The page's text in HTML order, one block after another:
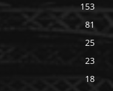
153
81
25
23
18